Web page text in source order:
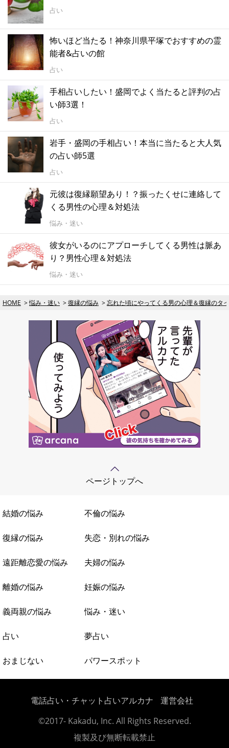
占い
怖いほど当たる！神奈川県平塚でおすすめの霊
能者&占いの館
占い
手相占いしたい！盛岡でよく当たると評判の占
い師3選！
占い
岩手・盛岡の手相占い！本当に当たると大人気
の占い師5選
占い
元彼は復縁願望あり！？振ったくせに連絡して
くる男性の心理＆対処法
悩み・迷い
彼女がいるのにアプローチしてくる男性は脈あ
り？男性心理＆対処法
悩み・迷い
HOME 悩み・迷い 復縁の悩み 忘れた頃にやってくる男の心理＆復縁のタ
ページトップへ
結婚の悩み 不倫の悩み
復縁の悩み 失恋・別れの悩み
遠距離恋愛の悩み 夫婦の悩み
離婚の悩み 妊娠の悩み
義両親の悩み 悩み・迷い
占い 夢占い
おまじない パワースポット
電話占い・チャット占いアルカナ
運営会社
©2017- Kakadu, Inc. All Rights Reserved.
複製及び無断転載禁止